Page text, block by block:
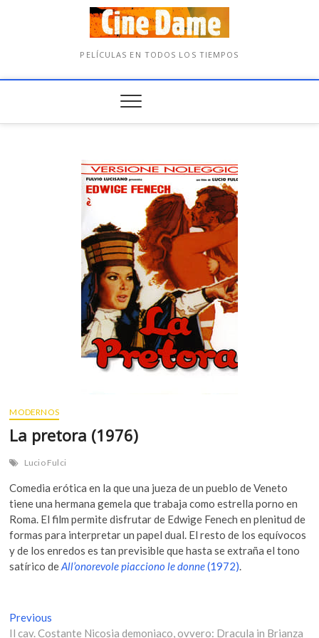
PELÍCULAS EN TODOS LOS TIEMPOS
MODERNOS
La pretora (1976)
Lucio Fulci
Comedia erótica en la que una jueza de un pueblo de Veneto
tiene una hermana gemela que trabaja como estrella porno en
Roma. El film permite disfrutar de Edwige Fenech en plenitud de
formas para interpretar un papel dual. El resto de los equívocos
y de los enredos es tan previsible que hasta se extraña el tono
satírico deAll’onorevole piacciono le donne(1972).
N
Previous
r
Il cav. Costante Nicosia demoniaco, ovvero: Dracula in Brianza